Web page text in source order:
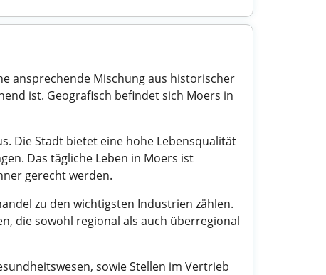
ansprechende Mischung aus historischer
ist. Geografisch befindet sich Moers in
Die Stadt bietet eine hohe Lebensqualität
Das tägliche Leben in Moers ist
gerecht werden.
zu den wichtigsten Industrien zählen.
die sowohl regional als auch überregional
sowie Stellen im Vertrieb